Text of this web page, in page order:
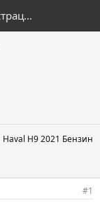
Регистрация
Haval H9 2021 Бензин
#1